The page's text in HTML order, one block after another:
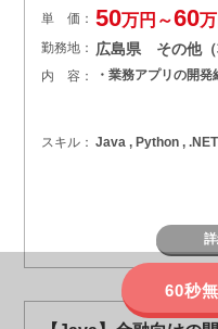
単 価： 50万円～60
勤務地： 広島県 その他（
内 容： ・業務アプリの開
スキル： Java , Python ,
60秒